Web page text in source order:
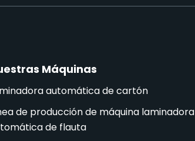
Máquinas
automática de cartón
de producción de máquina laminadora
de flauta